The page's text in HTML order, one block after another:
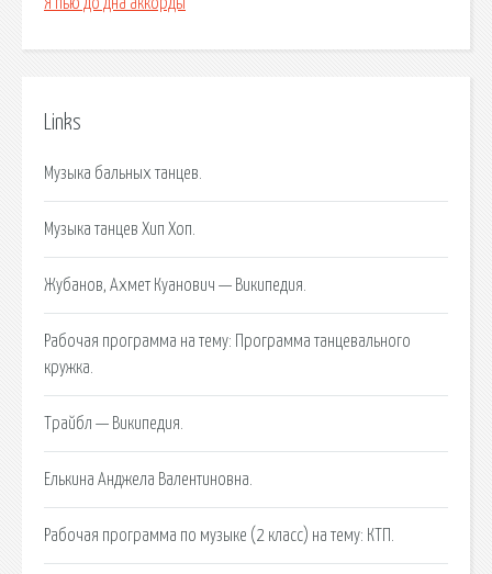
Я пью до дна аккорды
Links
Музыка бальных танцев.
Музыка танцев Хип Хоп.
Жубанов, Ахмет Куанович — Википедия.
Рабочая программа на тему: Программа танцевального
кружка.
Трайбл — Википедия.
Елькина Анджела Валентиновна.
Рабочая программа по музыке (2 класс) на тему: КТП.